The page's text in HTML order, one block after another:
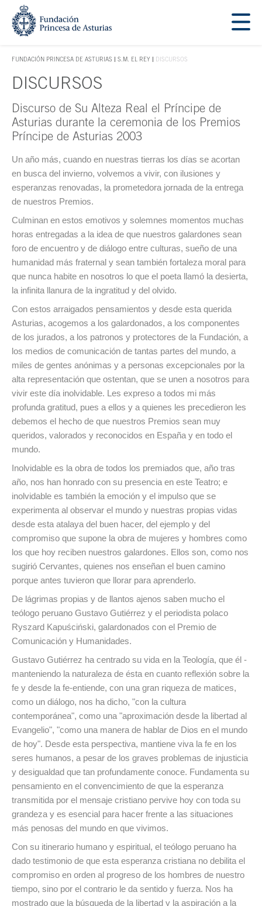
Saltar navegación. Ir directamente al contenido principal
FUNDACIÓN PRINCESA DE ASTURIAS
TECLA DE ACCESO 1
S.M. EL REY DISCURSOS
DISCURSOS
Contenido principal
Discurso de Su Alteza Real el Príncipe de
Asturias durante la ceremonia de los Premios
Príncipe de Asturias 2003
Un año más, cuando en nuestras tierras los días se acortan
en busca del invierno, volvemos a vivir, con ilusiones y
esperanzas renovadas, la prometedora jornada de la entrega
de nuestros Premios.
Culminan en estos emotivos y solemnes momentos muchas
horas entregadas a la idea de que nuestros galardones sean
foro de encuentro y de diálogo entre culturas, sueño de una
humanidad más fraternal y sean también fortaleza moral para
que nunca habite en nosotros lo que el poeta llamó la desierta,
la infinita llanura de la ingratitud y del olvido.
Con estos arraigados pensamientos y desde esta querida
Asturias, acogemos a los galardonados, a los componentes
de los jurados, a los patronos y protectores de la Fundación, a
los medios de comunicación de tantas partes del mundo, a
miles de gentes anónimas y a personas excepcionales por la
alta representación que ostentan, que se unen a nosotros para
vivir este día inolvidable. Les expreso a todos mi más
profunda gratitud, pues a ellos y a quienes les precedieron les
debemos el hecho de que nuestros Premios sean muy
queridos, valorados y reconocidos en España y en todo el
mundo.
Inolvidable es la obra de todos los premiados que, año tras
año, nos han honrado con su presencia en este Teatro; e
inolvidable es también la emoción y el impulso que se
experimenta al observar el mundo y nuestras propias vidas
desde esta atalaya del buen hacer, del ejemplo y del
compromiso que supone la obra de mujeres y hombres como
los que hoy reciben nuestros galardones. Ellos son, como nos
sugirió Cervantes, quienes nos enseñan el buen camino
porque antes tuvieron que llorar para aprenderlo.
De lágrimas propias y de llantos ajenos saben mucho el
teólogo peruano Gustavo Gutiérrez y el periodista polaco
Ryszard Kapuściński, galardonados con el Premio de
Comunicación y Humanidades.
Gustavo Gutiérrez ha centrado su vida en la Teología, que él -
manteniendo la naturaleza de ésta en cuanto reflexión sobre la
fe y desde la fe-entiende, con una gran riqueza de matices,
como un diálogo, nos ha dicho, "con la cultura
contemporánea", como una "aproximación desde la libertad al
Evangelio", "como una manera de hablar de Dios en el mundo
de hoy". Desde esta perspectiva, mantiene viva la fe en los
seres humanos, a pesar de los graves problemas de injusticia
y desigualdad que tan profundamente conoce. Fundamenta su
pensamiento en el convencimiento de que la esperanza
transmitida por el mensaje cristiano pervive hoy con toda su
grandeza y es esencial para hacer frente a las situaciones
más penosas del mundo en que vivimos.
Con su itinerario humano y espiritual, el teólogo peruano ha
dado testimonio de que esta esperanza cristiana no debilita el
compromiso en orden al progreso de los hombres de nuestro
tiempo, sino por el contrario le da sentido y fuerza. Nos ha
mostrado que la búsqueda de la libertad y la aspiración a la